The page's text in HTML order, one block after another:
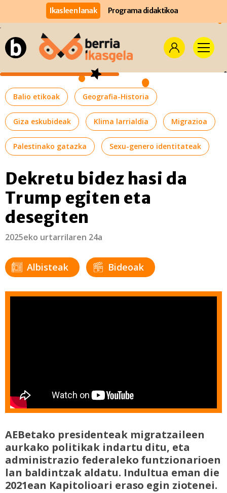
Ikasleen lanak Programa didaktikoa
Balio etikoak Geografia-Historia
Giza eskubideak Klima larrialdia Migrazioa
Palestinako gatazka Sexu-genero identitateak
Dekretu bidez hasi da
Trump egiten eta
desegiten
2025eko urtarrilaren 24a
Albisteak Bideoak
AEBetako presidenteak migratzaileen
aurkako politikak indartu ditu, eta
administrazio federaleko funtzionarioen
lan baldintzak aldatu. Indultua eman die
2021ean Kapitolioari eraso egin ziotenei.